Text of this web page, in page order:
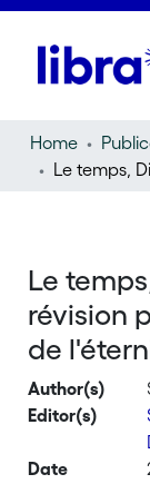
Home
Le
révision
de
Author(s)
Editor(s)
Date